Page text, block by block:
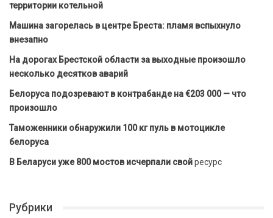
территории котельной
Машина загорелась в центре Бреста: пламя вспыхнуло
внезапно
На дорогах Брестской области за выходные произошло
несколько десятков аварий
Белоруса подозревают в контрабанде на €203 000 — что
произошло
Таможенники обнаружили 100 кг пуль в мотоцикле
белоруса
В Беларуси уже 800 мостов исчерпали свойресурс
Рубрики